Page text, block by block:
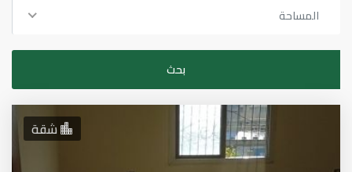
المساحة
شقة